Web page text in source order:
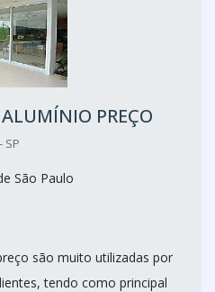
PREÇO
SP
São Paulo
são muito utilizadas por
tendo como principal